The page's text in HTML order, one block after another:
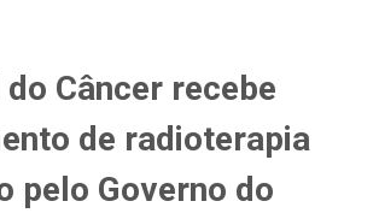
Câncer recebe
de radioterapia
pelo Governo do